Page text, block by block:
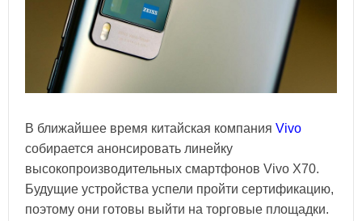
В ближайшее время китайская компания Vivo
собирается анонсировать линейку
высокопроизводительных смартфонов Vivo X70.
Будущие устройства успели пройти сертификацию,
поэтому они готовы выйти на торговые площадки.